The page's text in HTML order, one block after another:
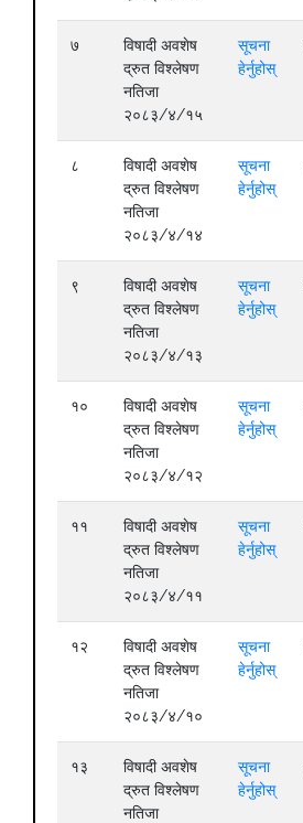
७
विषादी अवशेष
द्रुत विश्लेषण
नतिजा
२०८३/४/१५
सूचना
हेर्नुहोस्
८
विषादी अवशेष
द्रुत विश्लेषण
नतिजा
२०८३/४/१४
सूचना
हेर्नुहोस्
९
विषादी अवशेष
द्रुत विश्लेषण
नतिजा
२०८३/४/१३
सूचना
हेर्नुहोस्
१०
विषादी अवशेष
द्रुत विश्लेषण
नतिजा
२०८३/४/१२
सूचना
हेर्नुहोस्
११
विषादी अवशेष
द्रुत विश्लेषण
नतिजा
२०८३/४/११
सूचना
हेर्नुहोस्
१२
विषादी अवशेष
द्रुत विश्लेषण
नतिजा
२०८३/४/१०
सूचना
हेर्नुहोस्
१३
विषादी अवशेष
द्रुत विश्लेषण
नतिजा
सूचना
हेर्नुहोस्